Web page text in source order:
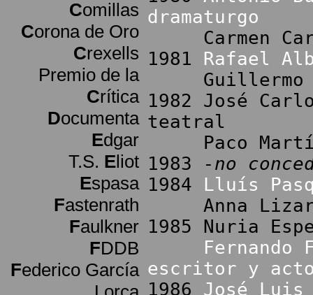
Comillas
Corona de Oro
Crexells
Premio de la
Crítica
Documenta
Edgar
T.S. Eliot
Espasa
Fastenrath
Faulkner
FDDB
Federico García
dramaturgo
Carmen
1981 Rafael
Guillermo
1982 José
teatral
Paco
1983
-no
1984 Lluís
Anna
1985 Nuria
Fernando
escritor y
1986 José Luis